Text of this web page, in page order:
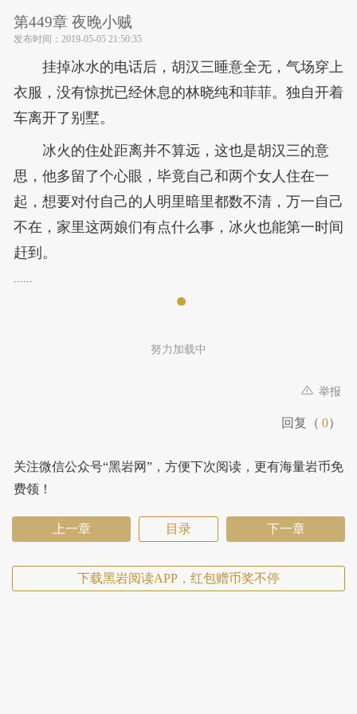
第449章 夜晚小贼
发布时间： 2019-05-05 21:50:35
挂掉冰水的电话后，胡汉三睡意全无，气场穿上
衣服，没有惊扰已经休息的林晓纯和菲菲。独自开着
车离开了别墅。
冰火的住处距离并不算远，这也是胡汉三的意
思，他多留了个心眼，毕竟自己和两个女人住在一
起，想要对付自己的人明里暗里都数不清，万一自己
不在，家里这两娘们有点什么事，冰火也能第一时间
赶到。
......
努力加载中
举报
回复（ 0）
关注微信公众号“黑岩网”，方便下次阅读，更有海量岩币免
费领！
上一章 目录 下一章
下载黑岩阅读APP，红包赠币奖不停